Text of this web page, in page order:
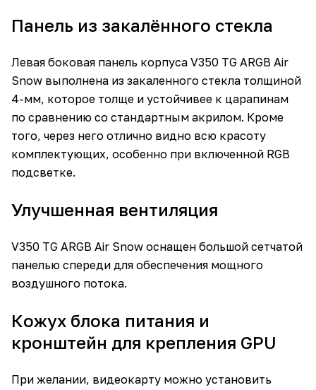
Панель из закалённого стекла
Левая боковая панель корпуса V350 TG ARGB Air
Snow выполнена из закаленного стекла толщиной
4-мм, которое толще и устойчивее к царапинам
по сравнению со стандартным акрилом. Кроме
того, через него отлично видно всю красоту
комплектующих, особенно при включенной RGB
подсветке.
Улучшенная вентиляция
V350 TG ARGB Air Snow оснащен большой сетчатой
панелью спереди для обеспечения мощного
воздушного потока.
Кожух блока питания и
кронштейн для крепления GPU
При желании, видеокарту можно установить